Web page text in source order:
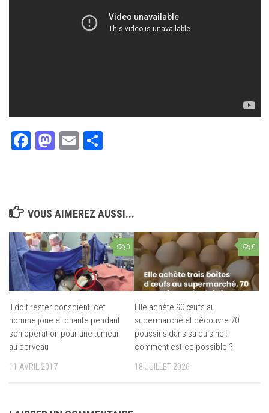
Facebook
Mastodon
Email
VOUS AIMEREZ AUSSI...
0
Il doit rester conscient: cet
homme joue et chante pendant
son opération pour une tumeur
au cerveau
11 AVRIL 2017
0
Elle achète 90 œufs au
supermarché et découvre 70
poussins dans sa cuisine :
comment est-ce possible ?
18 JUILLET 2026